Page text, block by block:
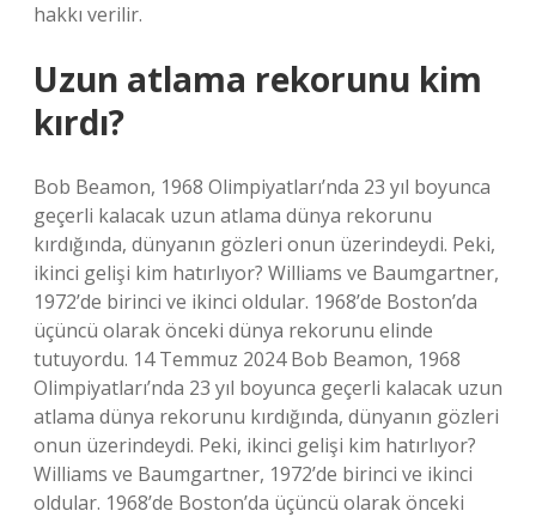
hakkı verilir.
Uzun atlama rekorunu kim
kırdı?
Bob Beamon, 1968 Olimpiyatları’nda 23 yıl boyunca
geçerli kalacak uzun atlama dünya rekorunu
kırdığında, dünyanın gözleri onun üzerindeydi. Peki,
ikinci gelişi kim hatırlıyor? Williams ve Baumgartner,
1972’de birinci ve ikinci oldular. 1968’de Boston’da
üçüncü olarak önceki dünya rekorunu elinde
tutuyordu. 14 Temmuz 2024 Bob Beamon, 1968
Olimpiyatları’nda 23 yıl boyunca geçerli kalacak uzun
atlama dünya rekorunu kırdığında, dünyanın gözleri
onun üzerindeydi. Peki, ikinci gelişi kim hatırlıyor?
Williams ve Baumgartner, 1972’de birinci ve ikinci
oldular. 1968’de Boston’da üçüncü olarak önceki